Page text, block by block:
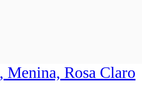
Menina, Rosa Claro